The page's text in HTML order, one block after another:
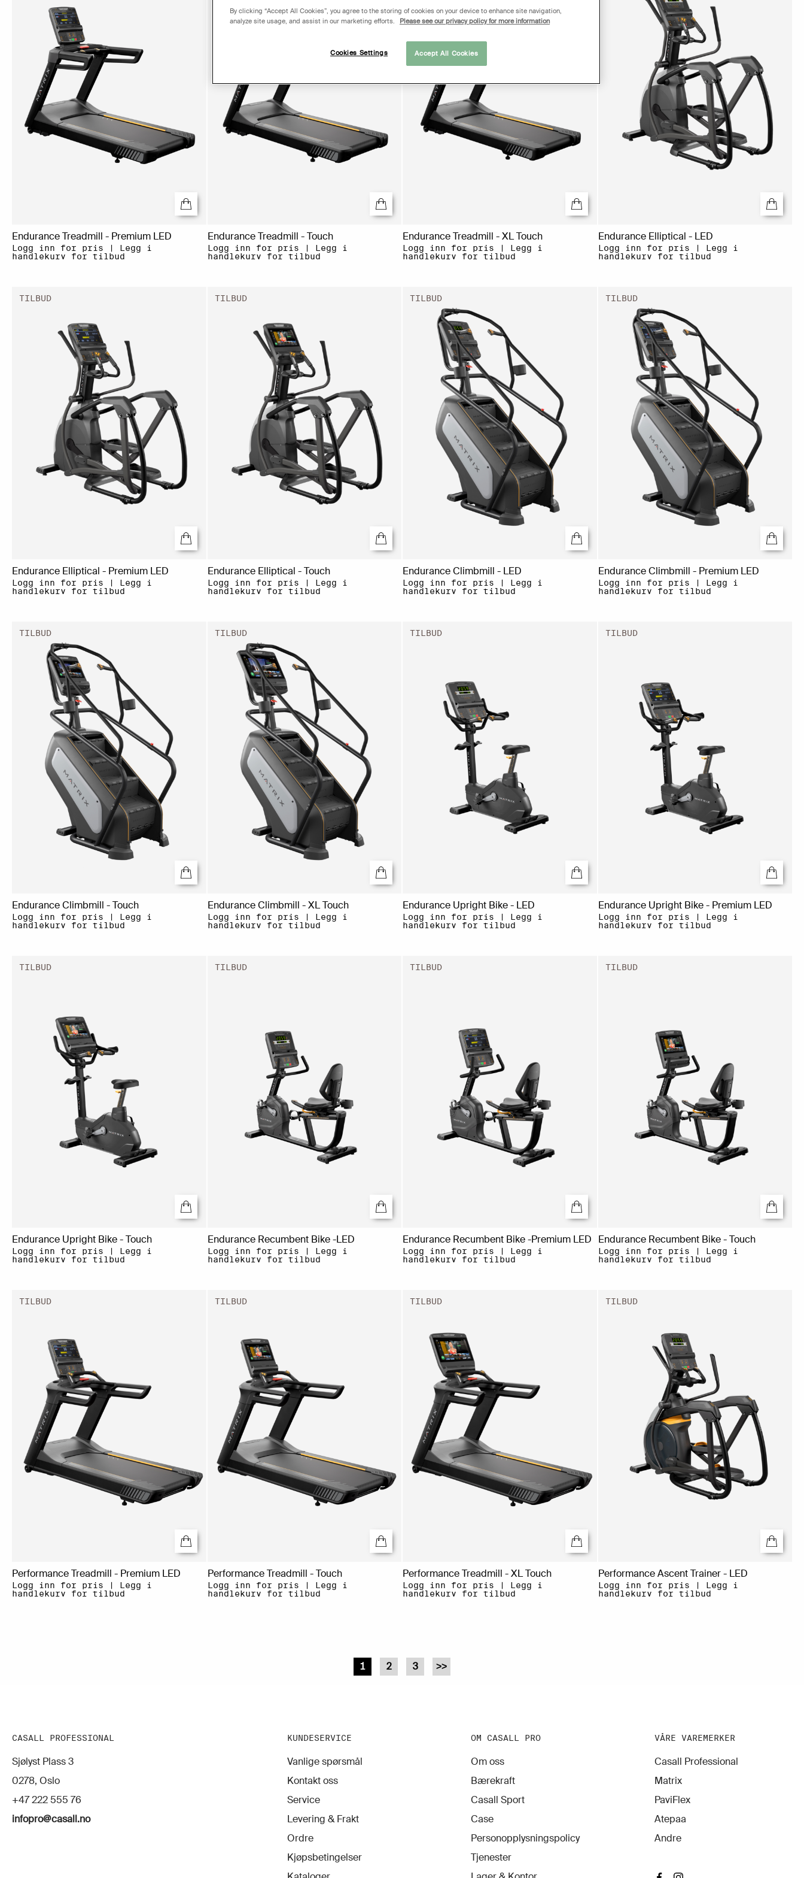
Endurance Treadmill - Premium LED
Logg inn for pris | Legg i
handlekurv for tilbud
Endurance Treadmill - Touch
Logg inn for pris | Legg i
handlekurv for tilbud
Endurance Treadmill - XL Touch
Logg inn for pris | Legg i
handlekurv for tilbud
Endurance Elliptical - LED
Logg inn for pris | Legg i
handlekurv for tilbud
TILBUD
Endurance Elliptical - Premium LED
Logg inn for pris | Legg i
handlekurv for tilbud
TILBUD
Endurance Elliptical - Touch
Logg inn for pris | Legg i
handlekurv for tilbud
TILBUD
Endurance Climbmill - LED
Logg inn for pris | Legg i
handlekurv for tilbud
TILBUD
Endurance Climbmill - Premium LED
Logg inn for pris | Legg i
handlekurv for tilbud
TILBUD
Endurance Climbmill - Touch
Logg inn for pris | Legg i
handlekurv for tilbud
TILBUD
Endurance Climbmill - XL Touch
Logg inn for pris | Legg i
handlekurv for tilbud
TILBUD
Endurance Upright Bike - LED
Logg inn for pris | Legg i
handlekurv for tilbud
TILBUD
Endurance Upright Bike - Premium LED
Logg inn for pris | Legg i
handlekurv for tilbud
TILBUD
Endurance Upright Bike - Touch
Logg inn for pris | Legg i
handlekurv for tilbud
TILBUD
Endurance Recumbent Bike -LED
Logg inn for pris | Legg i
handlekurv for tilbud
TILBUD
Endurance Recumbent Bike -Premium LED
Logg inn for pris | Legg i
handlekurv for tilbud
TILBUD
Endurance Recumbent Bike - Touch
Logg inn for pris | Legg i
handlekurv for tilbud
TILBUD
Performance Treadmill - Premium LED
Logg inn for pris | Legg i
handlekurv for tilbud
TILBUD
Performance Treadmill - Touch
Logg inn for pris | Legg i
handlekurv for tilbud
TILBUD
Performance Treadmill - XL Touch
Logg inn for pris | Legg i
handlekurv for tilbud
TILBUD
Performance Ascent Trainer - LED
Logg inn for pris | Legg i
handlekurv for tilbud
1 2 3 >>
CASALL PROFESSIONAL
Sjølyst Plass 3
0278, Oslo
+47 222 555 76
infopro@casall.no
KUNDESERVICE
Vanlige spørsmål
Kontakt oss
Service
Levering & Frakt
Ordre
Kjøpsbetingelser
OM CASALL PRO
Om oss
Bærekraft
Casall Sport
Case
Personopplysningspolicy
Tjenester
VÅRE VAREMERKER
Casall Professional
Matrix
PaviFlex
Atepaa
Andre
By clicking “Accept All Cookies”, you agree to the storing of cookies on your device to enhance site navigation,
analyze site usage, and assist in our marketing efforts.
Please see our privacy policy for more information
Cookies Settings Accept All Cookies